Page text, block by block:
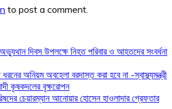
to post a comment.
দিবস উপলক্ষে নিহত পরিবার ও আহতদের সংবর্ধনা
অনিয়ম অবহেলা বরদাস্ত করা হবে না -স্বাস্থ্যমন্ত্রী
কৃষকদলের বৃক্ষরোপন
চেয়ারম্যান আনোয়ার হোসেন হাওলাদার গ্রেফতার